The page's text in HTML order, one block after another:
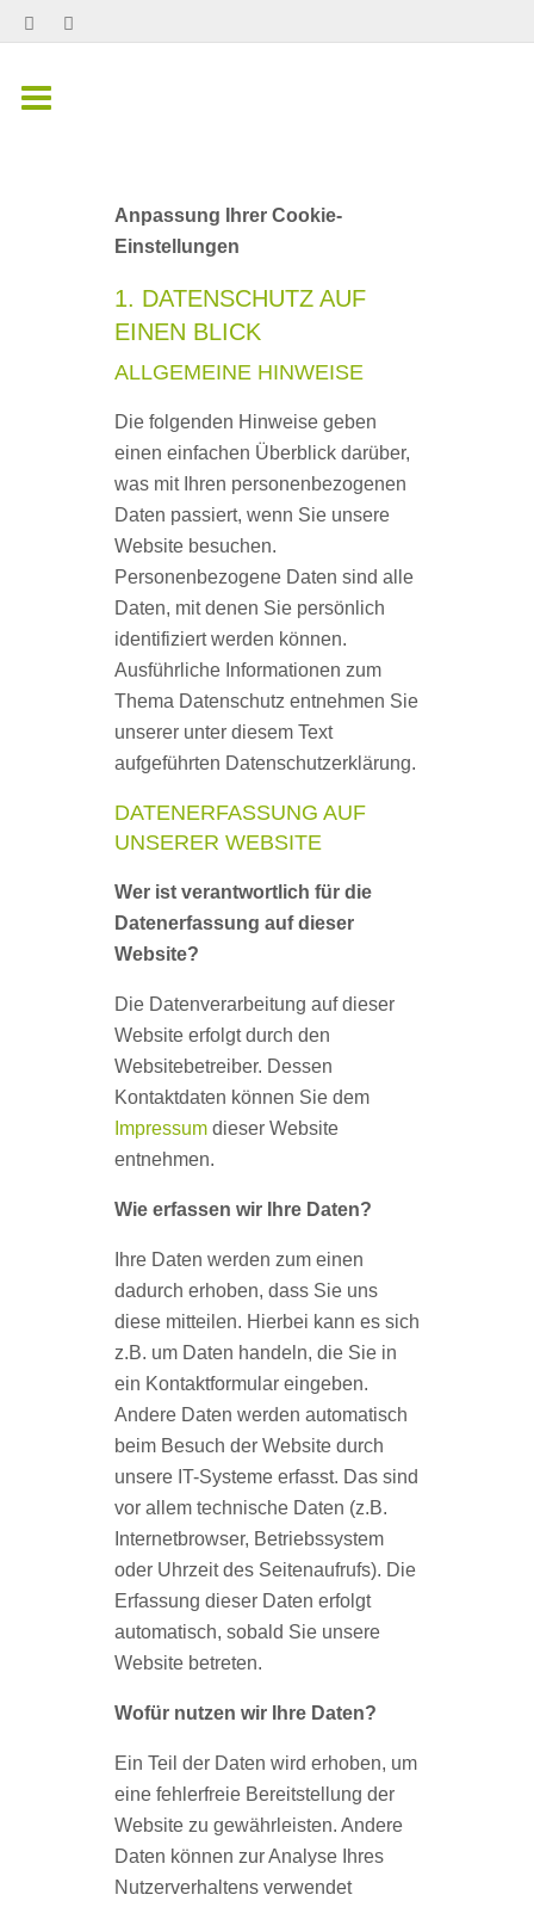
Anpassung Ihrer Cookie-
Einstellungen
1. DATENSCHUTZ AUF
EINEN BLICK
ALLGEMEINE HINWEISE
Die folgenden Hinweise geben
einen einfachen Überblick darüber,
was mit Ihren personenbezogenen
Daten passiert, wenn Sie unsere
Website besuchen.
Personenbezogene Daten sind alle
Daten, mit denen Sie persönlich
identifiziert werden können.
Ausführliche Informationen zum
Thema Datenschutz entnehmen Sie
unserer unter diesem Text
aufgeführten Datenschutzerklärung.
DATENERFASSUNG AUF
UNSERER WEBSITE
Wer ist verantwortlich für die
Datenerfassung auf dieser
Website?
Die Datenverarbeitung auf dieser
Website erfolgt durch den
Websitebetreiber. Dessen
Kontaktdaten können Sie dem
Impressum dieser Website
entnehmen.
Wie erfassen wir Ihre Daten?
Ihre Daten werden zum einen
dadurch erhoben, dass Sie uns
diese mitteilen. Hierbei kann es sich
z.B. um Daten handeln, die Sie in
ein Kontaktformular eingeben.
Andere Daten werden automatisch
beim Besuch der Website durch
unsere IT-Systeme erfasst. Das sind
vor allem technische Daten (z.B.
Internetbrowser, Betriebssystem
oder Uhrzeit des Seitenaufrufs). Die
Erfassung dieser Daten erfolgt
automatisch, sobald Sie unsere
Website betreten.
Wofür nutzen wir Ihre Daten?
Ein Teil der Daten wird erhoben, um
eine fehlerfreie Bereitstellung der
Website zu gewährleisten. Andere
Daten können zur Analyse Ihres
Nutzerverhaltens verwendet